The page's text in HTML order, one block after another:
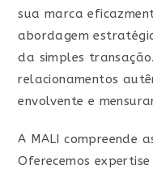
sua marca
abordagem
da simples
relacionamentos
envolvente e
A MALI compreende
Oferecemos